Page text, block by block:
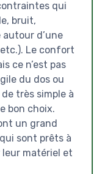
qui
bruit,
d’une
Le confort
ce n’est pas
du dos ou
très simple à
bon choix.
un grand
sont prêts à
leur matériel et